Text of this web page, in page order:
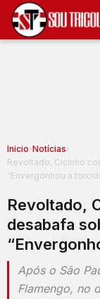
Inicio›Notícias›
Revoltado, Cicinho
“Envergonhou a
Revoltado,
desabafa
Após o São
Flamengo, no